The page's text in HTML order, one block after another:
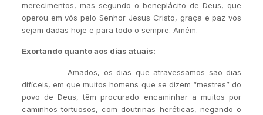
merecimentos, mas segundo o beneplácito de Deus, que
operou em vós pelo Senhor Jesus Cristo, graça e paz vos
sejam dadas hoje e para todo o sempre. Amém.
Exortando quanto aos dias atuais:
Amados, os dias que atravessamos são dias
difíceis, em que muitos homens que se dizem “mestres” do
povo de Deus, têm procurado encaminhar a muitos por
caminhos tortuosos, com doutrinas heréticas, negando o